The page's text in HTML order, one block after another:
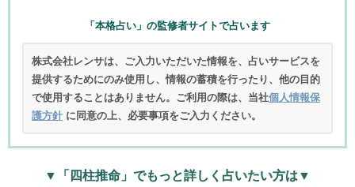
「本格占い」の監修者サイトで占います
株式会社レンサは、ご入力いただいた情報を、占いサービスを
提供するためにのみ使用し、情報の蓄積を行ったり、他の目的
で使用することはありません。ご利用の際は、当社個人情報保
護方針 に同意の上、必要事項をご入力ください。
▼「四柱推命」でもっと詳しく占いたい方は▼